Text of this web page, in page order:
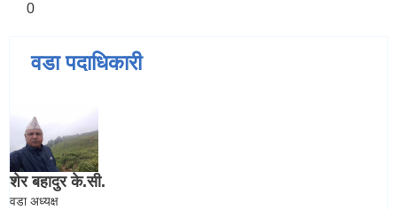
0
वडा पदाधिकारी
शेर बहादुर के.सी.
वडा अध्यक्ष